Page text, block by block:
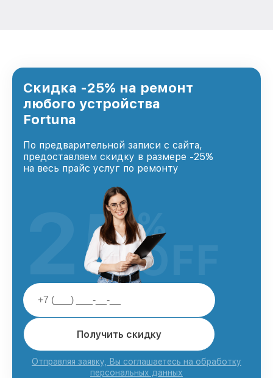
Скидка -25% на ремонт
любого устройства
Fortuna
По предварительной записи с сайта,
предоставляем скидку в размере -25%
на весь прайс услуг по ремонту
Получить скидку
Отправляя заявку, Вы соглашаетесь на обработку
персональных данных
25%
OFF